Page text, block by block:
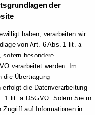
der
haben, verarbeiten wir
von Art. 6 Abs. 1 lit. a
sofern besondere
verarbeitet werden. Im
die Übertragung
die Datenverarbeitung
1 lit. a DSGVO. Sofern Sie in
Zugriff auf Informationen in